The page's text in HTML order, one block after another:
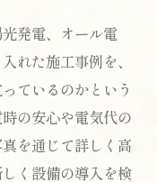
発電、オール電
れた施工事例を、
ているのかという
の安心や電気代の
を通じて詳しく高
く設備の導入を検